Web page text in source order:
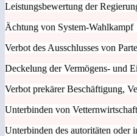
Leistungsbewertung der
Ächtung von System-Wahlkampf
Verbot des Ausschlusses von
Deckelung der Vermögens- und
Verbot prekärer Beschäftigung,
Unterbinden von
Unterbinden des autoritäten